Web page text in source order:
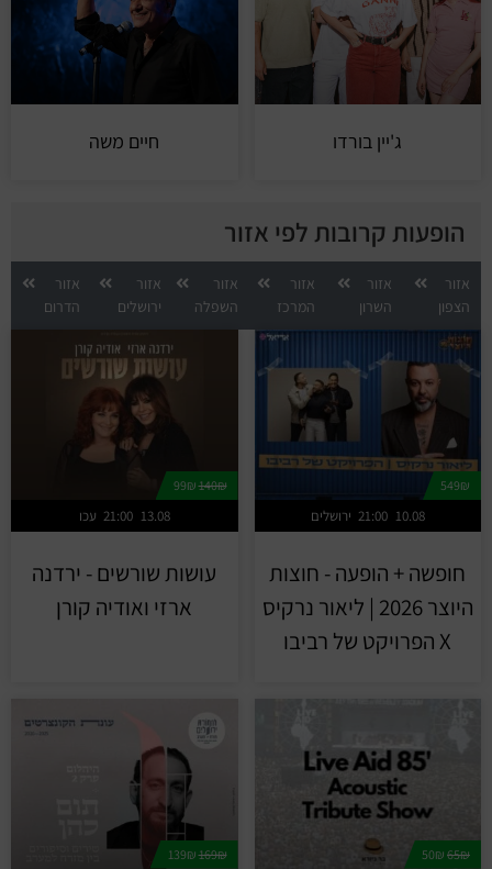
ג'יין בורדו חיים משה
הופעות קרובות לפי אזור
אזור
הצפון
אזור
השרון
אזור
המרכז
אזור
השפלה
אזור
ירושלים
אזור
הדרום
549₪
ירושלים 21:00 10.08
חופשה + הופעה - חוצות
היוצר 2026 | ליאור נרקיס
X הפרויקט של רביבו
140₪
99₪
עכו 21:00 13.08
עושות שורשים - ירדנה
ארזי ואודיה קורן
65₪
169₪
139₪